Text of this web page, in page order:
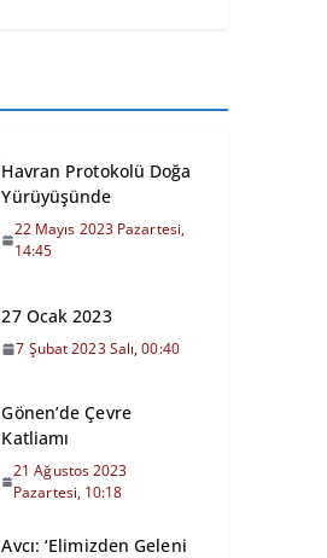
Havran Protokolü Doğa
Yürüyüşünde
22 Mayıs 2023 Pazartesi,
14:45
27 Ocak 2023
7 Şubat 2023 Salı, 00:40
Gönen’de Çevre
Katliamı
21 Ağustos 2023
Pazartesi, 10:18
Avcı: ‘Elimizden Geleni